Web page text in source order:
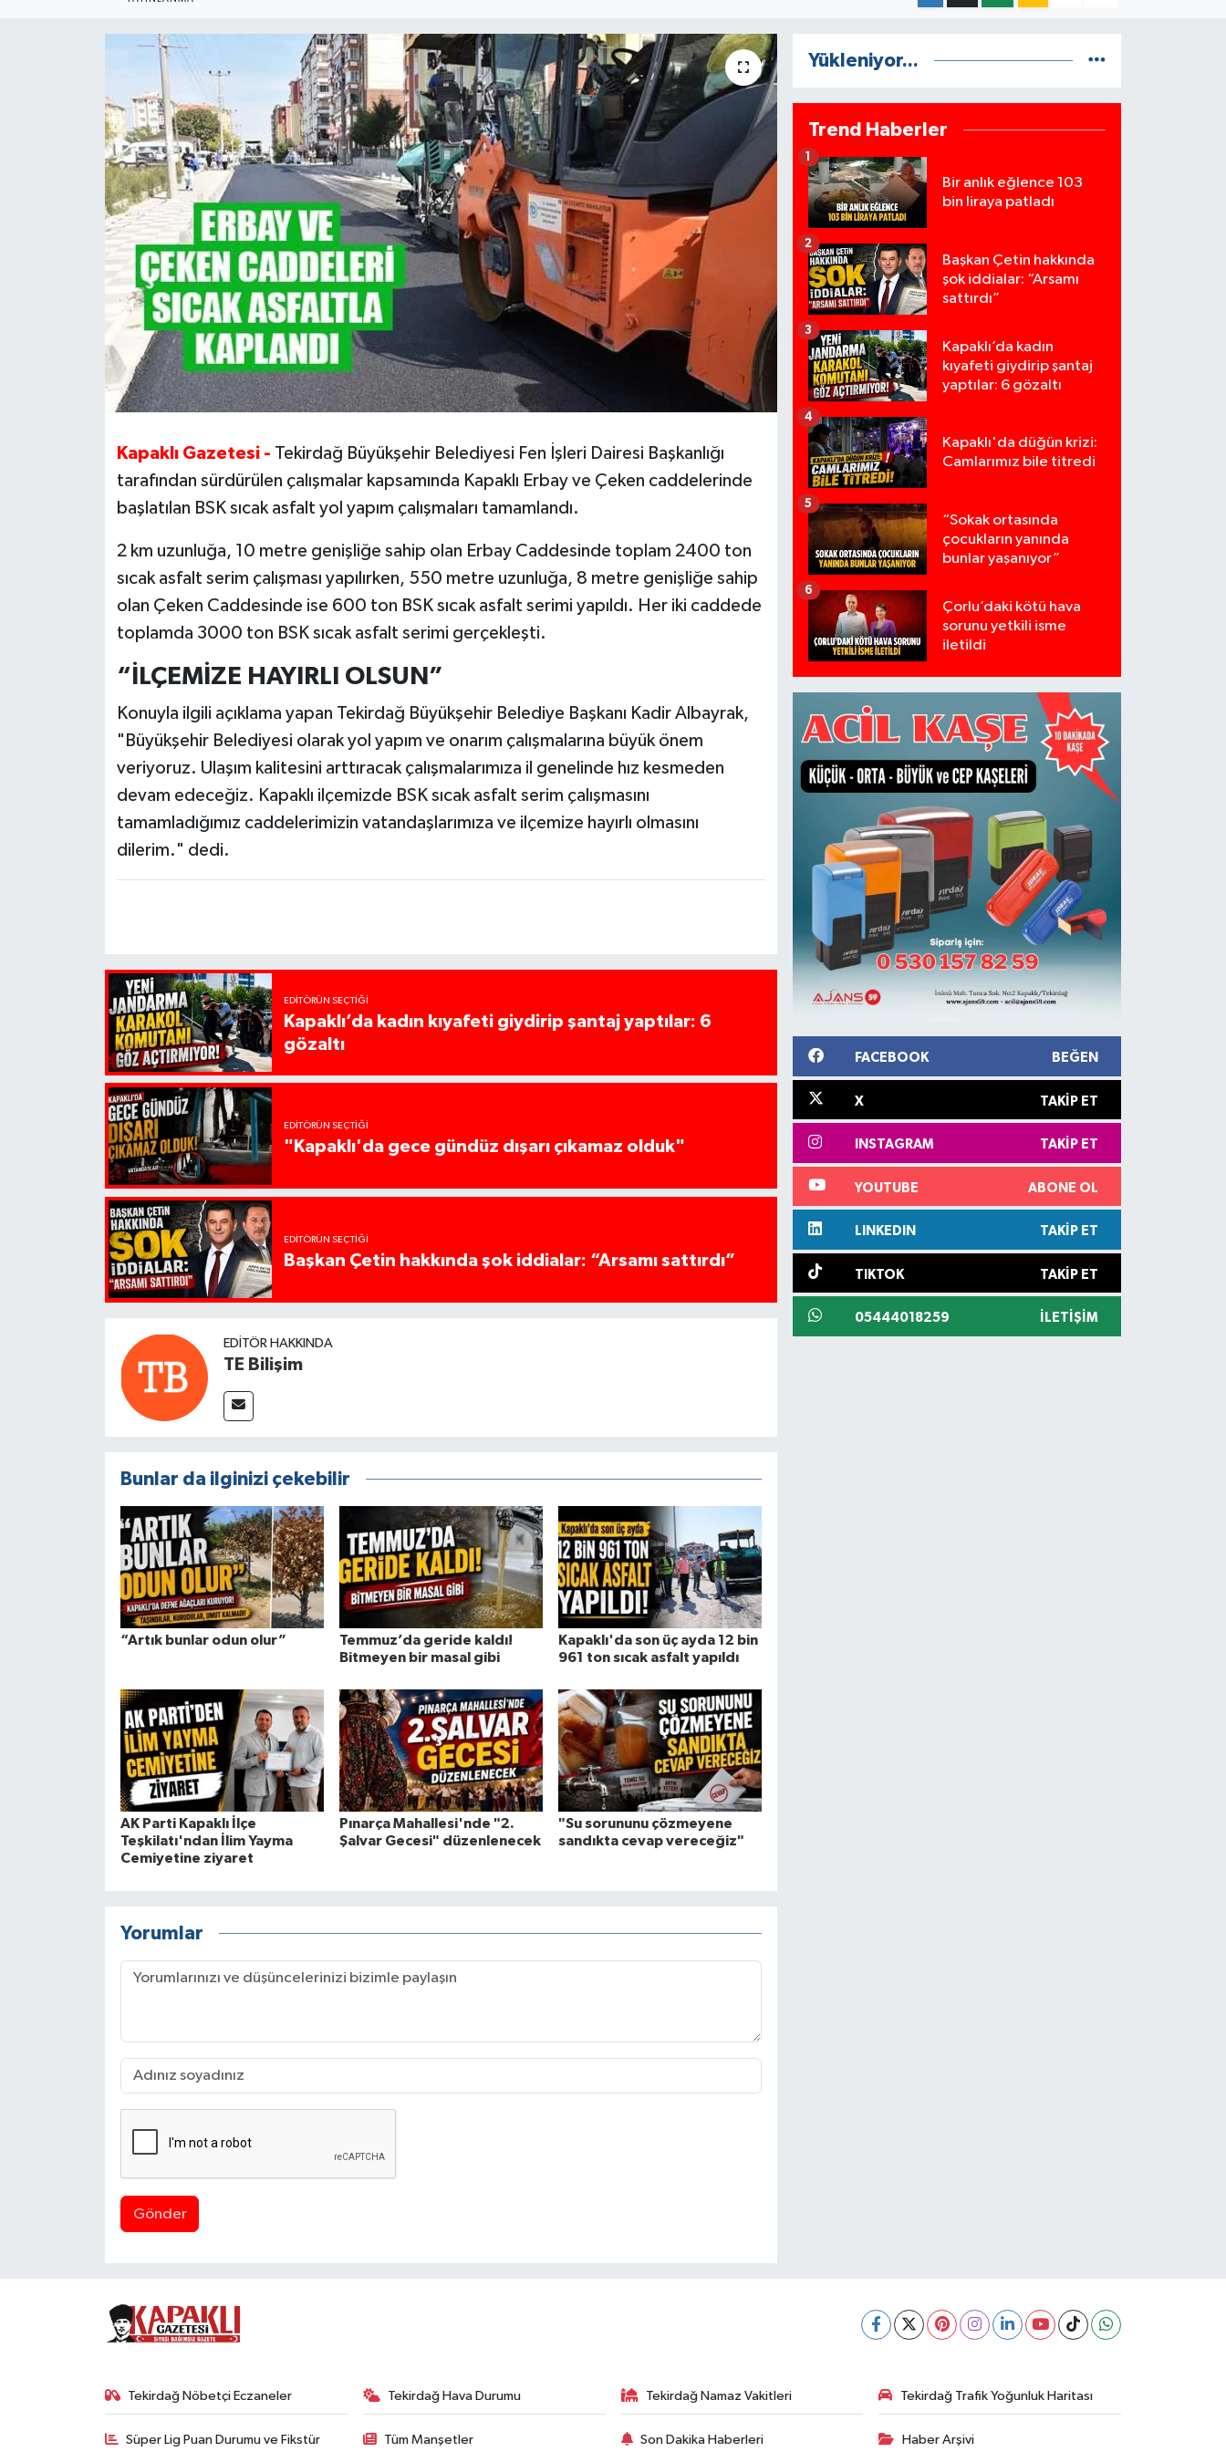
Kapaklı Gazetesi - Tekirdağ Büyükşehir Belediyesi Fen İşleri Dairesi Başkanlığı
tarafından sürdürülen çalışmalar kapsamında Kapaklı Erbay ve Çeken caddelerinde
başlatılan BSK sıcak asfalt yol yapım çalışmaları tamamlandı.
2 km uzunluğa, 10 metre genişliğe sahip olan Erbay Caddesinde toplam 2400 ton
sıcak asfalt serim çalışması yapılırken, 550 metre uzunluğa, 8 metre genişliğe sahip
olan Çeken Caddesinde ise 600 ton BSK sıcak asfalt serimi yapıldı. Her iki caddede
toplamda 3000 ton BSK sıcak asfalt serimi gerçekleşti.
“İLÇEMİZE HAYIRLI OLSUN”
Konuyla ilgili açıklama yapan Tekirdağ Büyükşehir Belediye Başkanı Kadir Albayrak,
"Büyükşehir Belediyesi olarak yol yapım ve onarım çalışmalarına büyük önem
veriyoruz. Ulaşım kalitesini arttıracak çalışmalarımıza il genelinde hız kesmeden
devam edeceğiz. Kapaklı ilçemizde BSK sıcak asfalt serim çalışmasını
tamamladığımız caddelerimizin vatandaşlarımıza ve ilçemize hayırlı olmasını
dilerim." dedi.
EDITÖRÜN SEÇTIĞI
Kapaklı’da kadın kıyafeti giydirip şantaj yaptılar: 6
gözaltı
EDITÖRÜN SEÇTIĞI
"Kapaklı'da gece gündüz dışarı çıkamaz olduk"
EDITÖRÜN SEÇTIĞI
Başkan Çetin hakkında şok iddialar: “Arsamı sattırdı”
EDITÖR HAKKINDA
TE Bilişim
Bunlar da ilginizi çekebilir
“Artık bunlar odun olur”
Temmuz’da geride kaldı!
Bitmeyen bir masal gibi
Kapaklı'da son üç ayda 12 bin
961 ton sıcak asfalt yapıldı
AK Parti Kapaklı İlçe
Teşkilatı'ndan İlim Yayma
Cemiyetine ziyaret
Pınarça Mahallesi'nde "2.
Şalvar Gecesi" düzenlenecek
"Su sorununu çözmeyene
sandıkta cevap vereceğiz"
Yorumlar
Gönder
Yükleniyor...
Trend Haberler
Bir anlık eğlence 103
bin liraya patladı
1
Başkan Çetin hakkında
şok iddialar: “Arsamı
sattırdı”
2
Kapaklı’da kadın
kıyafeti giydirip şantaj
yaptılar: 6 gözaltı
3
Kapaklı'da düğün krizi:
Camlarımız bile titredi
4
“Sokak ortasında
çocukların yanında
bunlar yaşanıyor”
5
Çorlu’daki kötü hava
sorunu yetkili isme
iletildi
6
FACEBOOK BEĞEN
X TAKIP ET
INSTAGRAM TAKIP ET
YOUTUBE ABONE OL
LINKEDIN TAKIP ET
TIKTOK TAKIP ET
05444018259 İLETIŞIM
Tekirdağ Nöbetçi Eczaneler Tekirdağ Hava Durumu Tekirdağ Namaz Vakitleri Tekirdağ Trafik Yoğunluk Haritası
Süper Lig Puan Durumu ve Fikstür Tüm Manşetler Son Dakika Haberleri Haber Arşivi
Ekonomi
Teknoloji